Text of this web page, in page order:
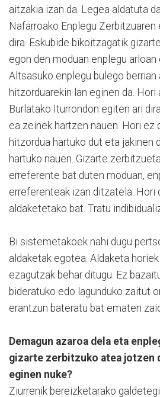
aitzakia izan da. Legea aldatuta
Nafarroako Enplegu
dira. Eskubide bikoitzagatik
egon den moduan enplegu arloan
Altsasuko enplegu bulego berrian
hitzorduarekin lan eginen da. Hori
Burlatako Iturrondon egiten ari
ea zeinek hartzen nauen. Hori ez
hitzordua hartuko dut eta jakinen
hartuko nauen. Gizarte
erreferente bat duten moduan,
erreferenteak izan ditzatela. Hori
aldaketetako bat. Tratu
Bi sistemetakoek nahi dugu
aldaketak egotea. Aldaketa
ezagutzak behar ditugu. Ez
bideratuko edo lagunduko zaitut
erantzun bateratu bat ematen
Demagun azaroa dela eta
gizarte zerbitzuko atea jotzen
eginen nuke?
Ziurrenik bereizketarako